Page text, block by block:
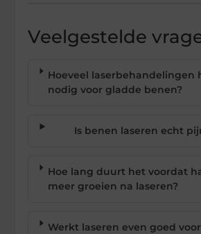
Veelgestelde
Hoeveel laserbehandelingen
nodig voor gladde benen?
Is benen laseren echt
Hoe lang duurt het voordat
meer groeien na laseren?
Werkt laseren even goed